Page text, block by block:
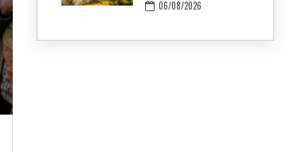
06/08/2026
territorios